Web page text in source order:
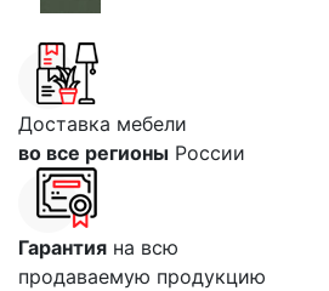
Доставка мебели
во все регионы России
Гарантия на всю
продаваемую продукцию